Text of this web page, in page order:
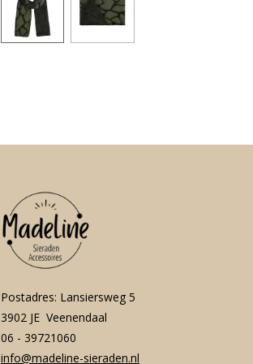
Postadres: Lansiersweg 5
3902 JE Veenendaal
06 - 39721060
info@madeline-sieraden.nl